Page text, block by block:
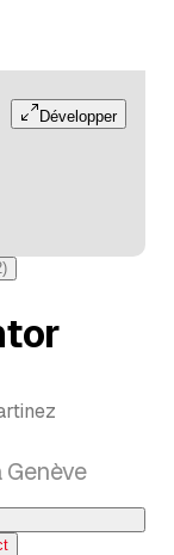
Développer
étoiles pour 2
)
Genève